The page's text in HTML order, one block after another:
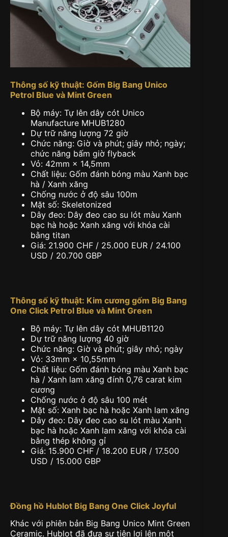
Thông số kỹ thuật: Gốm Big Bang Unico
Petrol Blue và Mint Green
Bộ máy: Tự lên dây cót Unico
Manufacture MHUB1280
Dự trữ năng lượng 72 giờ
Chức năng: Giờ và phút; giây nhỏ; ngày;
chức năng bấm giờ flyback
Vỏ: 42mm × 14,5mm
Chất liệu: Gốm đánh bóng màu Xanh bạc
hà / Xanh xăng
Chống nước ở độ sâu 100m
Mặt số: Skeletonized
Dây đeo: Dây đeo cao su lót màu Xanh
bạc hà hoặc Xanh xăng với khóa cài
bằng titan
Giá: 21.900 CHF / 25.000 EUR / 24.100
USD / 20.700 GBP
Thông số kỹ thuật: Kim cương gốm Big Bang
One Click Petrol Blue và Mint Green
Bộ máy: Tự lên dây cót MHUB1120
Dự trữ năng lượng 40 giờ
Chức năng: Giờ và phút; giây nhỏ; ngày
Vỏ: 33mm × 10,55mm
Chất liệu: Gốm đánh bóng màu Xanh bạc
hà / Xanh lam xăng đính 0,76 carat kim
cương
Chống nước ở độ sâu 100 mét
Mặt số: Xanh bạc hà hoặc Xanh lam xăng
Dây đeo: Dây đeo cao su lót màu Xanh
bạc hà hoặc Xanh lam xăng với khóa cài
bằng thép không gỉ
Giá: 15.900 CHF / 18.200 EUR / 17.500
USD / 15.000 GBP
Đồng hồ Hublot Big Bang One Click Joyful
Khác với phiên bản Big Bang Unico Mint Green
Ceramic. Hublot đã đưa sự tiện lợi lên một